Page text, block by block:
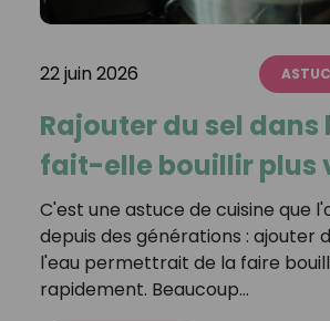
22 juin 2026
Rajouter du sel dans
fait-elle bouillir plus
C'est une astuce de cuisine que
depuis des générations : ajouter
l'eau permettrait de la faire
rapidement. Beaucoup…